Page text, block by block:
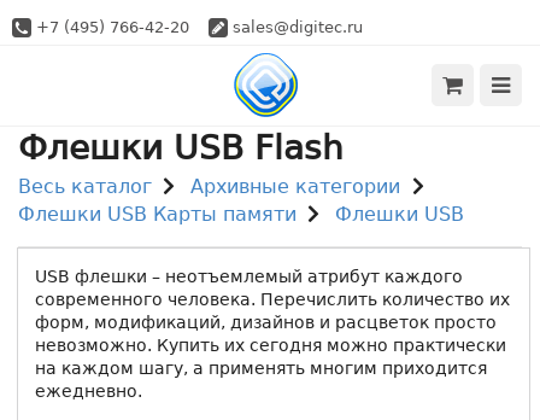
+7 (495) 766-42-20 sales@digitec.ru
Флешки USB Flash
Весь каталог
Архивные категории
Флешки USB Карты памяти
Флешки USB
USB флешки – неотъемлемый атрибут каждого
современного человека. Перечислить количество их
форм, модификаций, дизайнов и расцветок просто
невозможно. Купить их сегодня можно практически
на каждом шагу, а применять многим приходится
ежедневно.